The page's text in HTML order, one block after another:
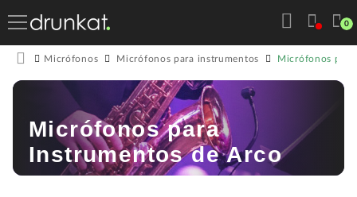
0
Micrófonos Micrófonos para instrumentos Micrófonos
Micrófonos para
Instrumentos de Arco